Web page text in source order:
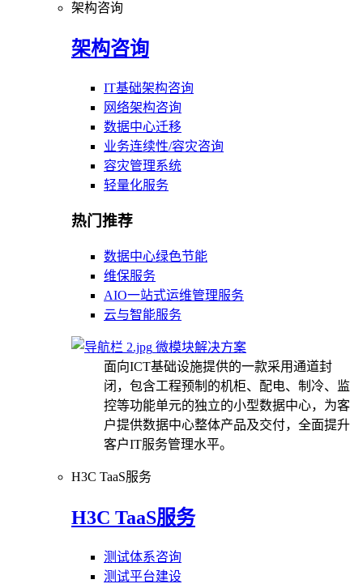
架构咨询
架构咨询
IT基础架构咨询
网络架构咨询
数据中心迁移
业务连续性/容灾咨询
容灾管理系统
轻量化服务
热门推荐
数据中心绿色节能
维保服务
AIO一站式运维管理服务
云与智能服务
微模块解决方案
面向ICT基础设施提供的一款采用通道封
闭，包含工程预制的机柜、配电、制冷、监
控等功能单元的独立的小型数据中心，为客
户提供数据中心整体产品及交付，全面提升
客户IT服务管理水平。
H3C TaaS服务
H3C TaaS服务
测试体系咨询
测试平台建设